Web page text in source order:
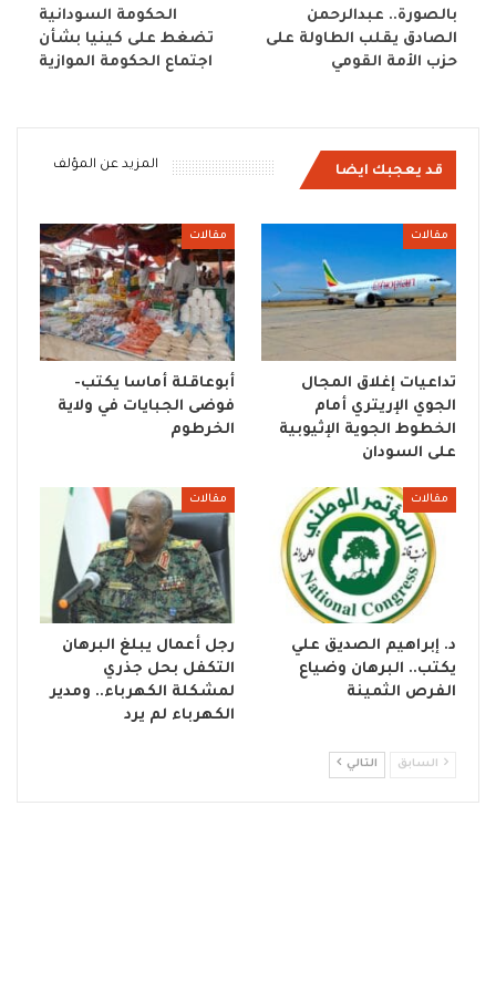
بالصورة.. عبدالرحمن
الصادق يقلب الطاولة على
حزب الأمة القومي
الحكومة السودانية
تضغط على كينيا بشأن
اجتماع الحكومة الموازية
قد يعجبك ايضا المزيد عن المؤلف
مقالات
تداعيات إغلاق المجال
الجوي الإريتري أمام
الخطوط الجوية الإثيوبية
على السودان
مقالات
أبوعاقلة أماسا يكتب-
فوضى الجبايات في ولاية
الخرطوم
مقالات
د. إبراهيم الصديق علي
يكتب.. البرهان وضياع
الفرص الثمينة
مقالات
رجل أعمال يبلغ البرهان
التكفل بحل جذري
لمشكلة الكهرباء.. ومدير
الكهرباء لم يرد
السابق التالي